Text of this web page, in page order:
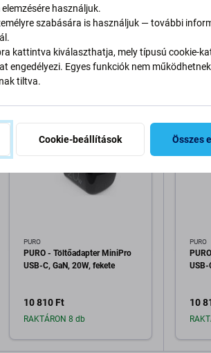
PURO
PURO - Töltőadapter MiniPro
USB-C, GaN, 20W, fekete
10 810 Ft
RAKTÁRON 8 db
PURO
USB-
10
használjuk.
szabására is használjuk — további
kattintva kiválaszthatja, mely típusú cookie-
engedélyezi. Egyes funkciók nem
tiltva.
Cookie-beállítások Összes